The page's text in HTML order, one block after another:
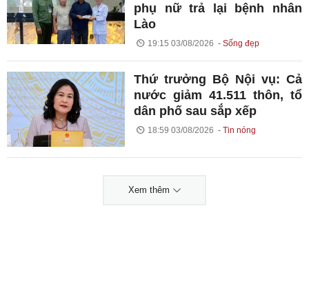
phụ nữ trả lại bệnh nhân
Lào
19:15 03/08/2026 Sống đẹp
Thứ trưởng Bộ Nội vụ: Cả
nước giảm 41.511 thôn, tổ
dân phố sau sắp xếp
18:59 03/08/2026 Tin nóng
Xem thêm